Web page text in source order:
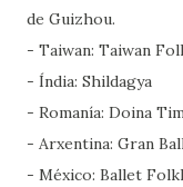
de Guizhou.
- Taiwan: Taiwan
- Índia: Shildagya
- Romanía: Doina
- Arxentina: Gran
- México: Ballet